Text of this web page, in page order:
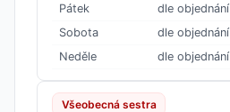
Pátek
dle objednání
Sobota
dle objednání
Neděle
dle objednání
Všeobecná sestra